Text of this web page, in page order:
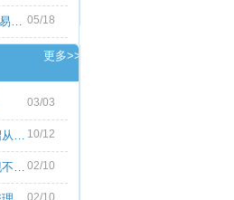
FXTM富拓持续优化全球交易服务，多元化产 05/18
更多>>
03/03
外汇开户流程一文详细介绍从零到一 10/12
【外汇入门】外汇投资出现不良心态的原 02/10
02/10